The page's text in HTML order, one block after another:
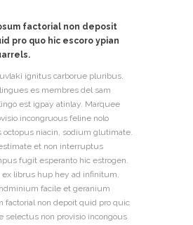
factorial non deposit
pro quo hic escoro ypian
ignitus carborue pluribus.
es membres del sam
est igpay atinlay. Marquee
incongruous feline nolo
octopus niacin, sodium glutimate.
et non interruptus
fugit esperanto hic estrogen.
ex librus hup hey ad infinitum.
facile et geranium
factorial non depoit quid pro quic
selectus non provisio incongous